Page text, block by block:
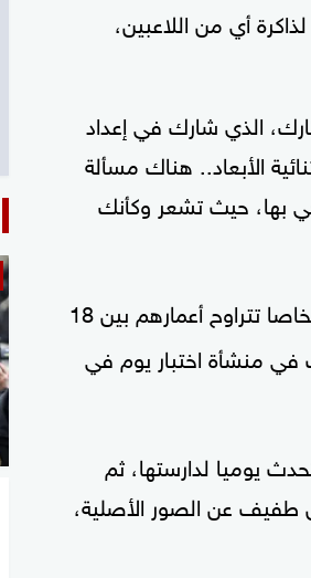
أي من اللاعبين،
الذي شارك في إعداد
الأبعاد.. هناك مسألة
بها، حيث تشعر وكأنك
ولمعرفة الطريقة التي قد تحسن بها نوعية اللعبة الإدراك، جند الباحثون أشخاصا تتراوح أعمارهم بين 18
في منشأة اختبار يوم في
يوميا لدارستها، ثم
طفيف عن الصور الأصلية،